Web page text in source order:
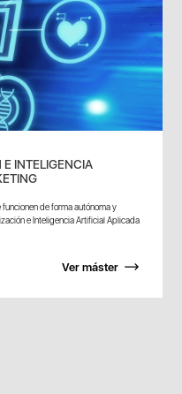
INTELIGENCIA
de forma autónoma y
e Inteligencia Artificial Aplicada
Ver máster